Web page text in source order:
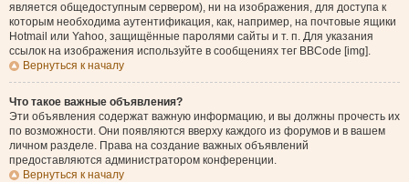
является общедоступным сервером), ни на изображения, для доступа к
которым необходима аутентификация, как, например, на почтовые ящики
Hotmail или Yahoo, защищённые паролями сайты и т. п. Для указания
ссылок на изображения используйте в сообщениях тег BBCode [img].
Вернуться к началу
Что такое важные объявления?
Эти объявления содержат важную информацию, и вы должны прочесть их
по возможности. Они появляются вверху каждого из форумов и в вашем
личном разделе. Права на создание важных объявлений
предоставляются администратором конференции.
Вернуться к началу